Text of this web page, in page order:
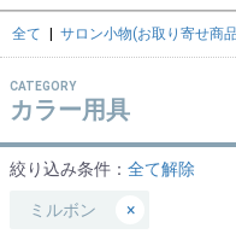
全て サロン小物(お取り寄せ商
CATEGORY
カラー用具
絞り込み条件： 全て解除
ミルボン ×